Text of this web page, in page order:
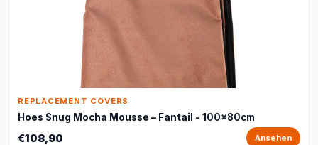
REPLACEMENT COVERS
Hoes Snug Mocha Mousse – Fantail - 100x80cm
€108,90 Ansehen